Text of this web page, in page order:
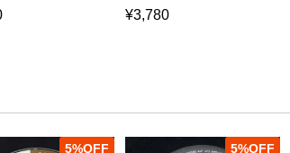
¥3,780
5% 5%